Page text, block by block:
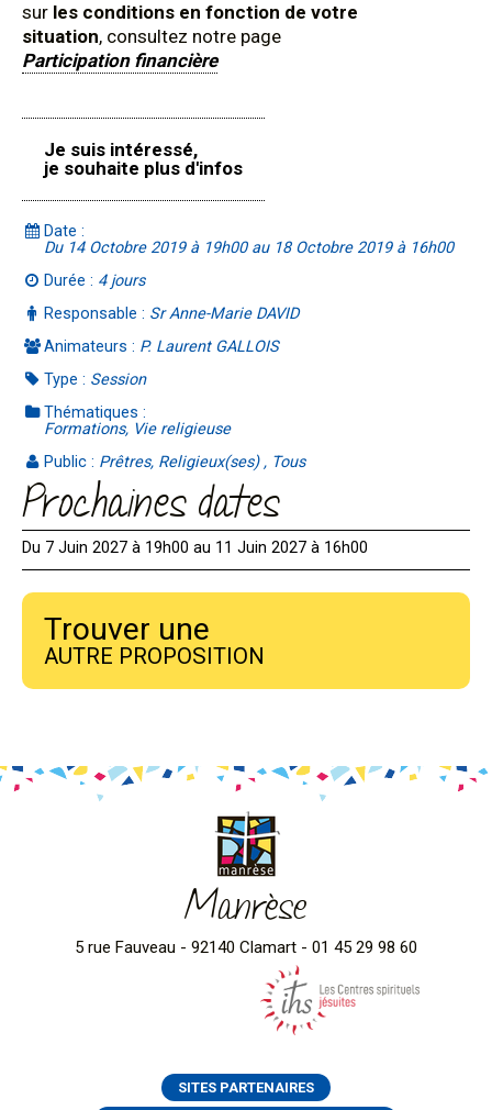
sur les conditions en fonction de votre
situation, consultez notre page
Participation financière
Je suis intéressé,
je souhaite plus d'infos
Date :
Du 14 Octobre 2019 à 19h00 au 18 Octobre 2019 à 16h00
Durée : 4 jours
Responsable : Sr Anne-Marie DAVID
Animateurs : P. Laurent GALLOIS
Type : Session
Thématiques :
Formations, Vie religieuse
Public : Prêtres, Religieux(ses) , Tous
Prochaines dates
Du 7 Juin 2027 à 19h00 au 11 Juin 2027 à 16h00
Trouver une
AUTRE PROPOSITION
Manrèse
5 rue Fauveau - 92140 Clamart - 01 45 29 98 60
SITES PARTENAIRES